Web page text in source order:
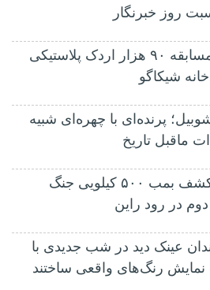
روز خبرنگار
ببینید| مسابقه ۹۰ هزار اردک پلاستیکی
شیکاگو
پرنده‌ای با چهره‌ای شبیه
ماقبل تاریخ
ببینید| کشف بمب ۵۰۰ کیلویی جنگ
در رود راین
عینک دید در شب جدیدی با
نمایش رنگ‌های واقعی ساختند